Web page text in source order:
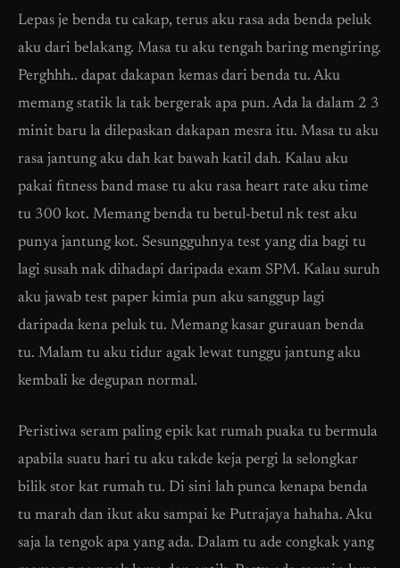
Lepas je benda tu cakap, terus aku rasa ada benda peluk
aku dari belakang. Masa tu aku tengah baring mengiring.
Perghhh.. dapat dakapan kemas dari benda tu. Aku
memang statik la tak bergerak apa pun. Ada la dalam 2 3
minit baru la dilepaskan dakapan mesra itu. Masa tu aku
rasa jantung aku dah kat bawah katil dah. Kalau aku
pakai fitness band mase tu aku rasa heart rate aku time
tu 300 kot. Memang benda tu betul-betul nk test aku
punya jantung kot. Sesungguhnya test yang dia bagi tu
lagi susah nak dihadapi daripada exam SPM. Kalau suruh
aku jawab test paper kimia pun aku sanggup lagi
daripada kena peluk tu. Memang kasar gurauan benda
tu. Malam tu aku tidur agak lewat tunggu jantung aku
kembali ke degupan normal.
Peristiwa seram paling epik kat rumah puaka tu bermula
apabila suatu hari tu aku takde keja pergi la selongkar
bilik stor kat rumah tu. Di sini lah punca kenapa benda
tu marah dan ikut aku sampai ke Putrajaya hahaha. Aku
saja la tengok apa yang ada. Dalam tu ade congkak yang